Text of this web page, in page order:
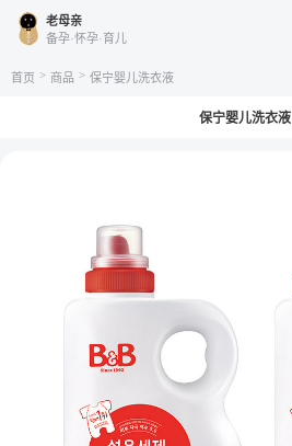
老母亲
备孕·怀孕·育儿
首页 > 商品 > 保宁婴儿洗衣液
保宁婴儿洗衣液